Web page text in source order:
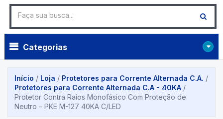
Categorias
Início / Loja / Protetores para Corrente Alternada C.A. /
Protetores para Corrente Alternada C.A - 40KA /
Protetor Contra Raios Monofásico Com Proteção de
Neutro – PKE M-127 40KA C/LED